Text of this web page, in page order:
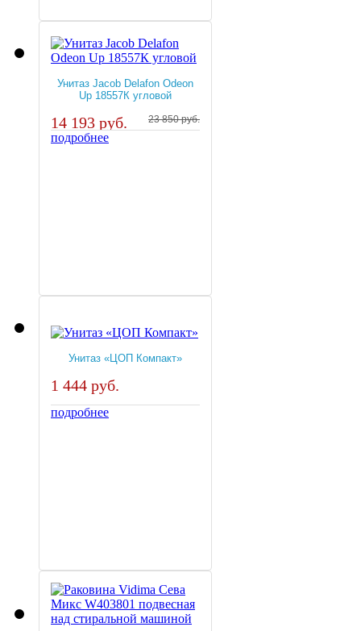
Унитаз Jacob Delafon Odeon
Up 18557К угловой
23 850 руб.
14 193 руб.
подробнее
Унитаз «ЦОП Компакт»
1 444 руб.
подробнее